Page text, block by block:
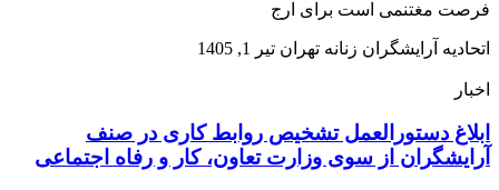
فرصت مغتنمی است برای ارج
اتحادیه آرایشگران زنانه تهران تیر 1, 1405
اخبار
ابلاغ دستورالعمل تشخیص روابط کاری در صنف
آرایشگران از سوی وزارت تعاون، کار و رفاه اجتماعی